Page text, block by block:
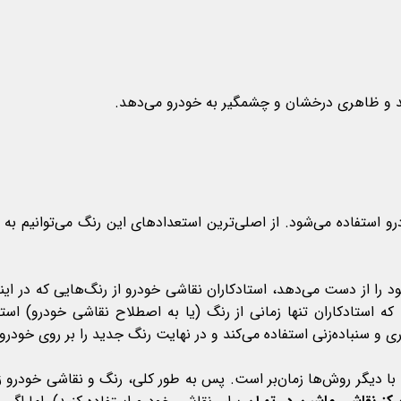
و ظاهری درخشان و چشمگیر به خودرو می‌دهد.
استفاده می‌شود. از اصلی‌ترین استعدادهای این رنگ می‌توانیم به
از دست می‌دهد، استادکاران نقاشی خودرو از رنگ‌هایی که در
استادکاران تنها زمانی از رنگ (یا به اصطلاح نقاشی خودرو)
و سنباده‌زنی استفاده می‌کند و در نهایت رنگ جدید را بر روی
با دیگر روش‌ها زمان‌بر است. پس به طور کلی، رنگ و نقاشی خودرو